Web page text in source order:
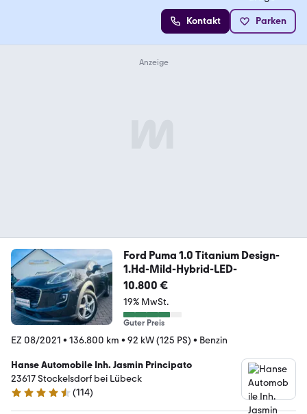
Kontakt Parken
Ford Puma 1.0 Titanium Design-
1.Hd-Mild-Hybrid-LED-
10.800 €
19% MwSt.
Guter Preis
EZ 08/2021 • 136.800 km • 92 kW (125 PS) • Benzin
Hanse Automobile Inh. Jasmin Principato
23617 Stockelsdorf bei Lübeck
4.5 Sterne
(114)